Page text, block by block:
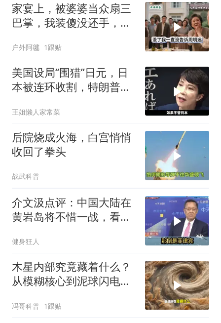
家宴上，被婆婆当众扇三
巴掌，我装傻没还手，悄
夫全家10人被新户主请出
家门
户外阿毽 1跟贴
美国设局“围猎”日元，日
本被连环收割，特朗普金
王姐懒人家常菜
后院烧成火海，白宫悄悄
收回了拳头
战武科普
介文汲点评：中国大陆在
黄岩岛将不惜一战，看你
健身狂人
木星内部究竟藏着什么？
从模糊核心到泥球闪电，
冯哥科普 1跟贴